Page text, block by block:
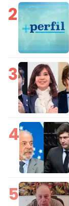
2
3
4
5